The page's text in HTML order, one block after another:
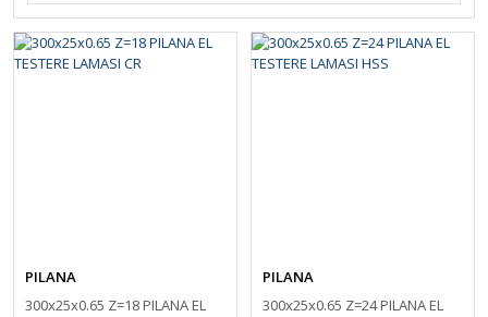
PILANA
300x25x0.65 Z=18 PILANA EL
PILANA
300x25x0.65 Z=24 PILANA EL